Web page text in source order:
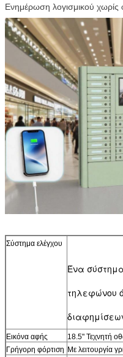
Ενημέρωση λογισμικού
Σύστημα ελέγχου
Ένα
τηλεφώνου
Εικόνα αφής
18.5" Τεχνητή
Γρήγορη φόρτιση Με λειτουργία